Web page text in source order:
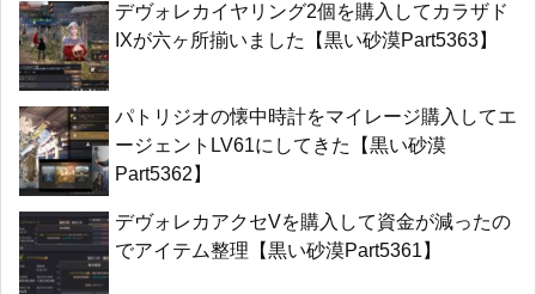
デヴォレカイヤリング2個を購入してカラザド
IXが六ヶ所揃いました【黒い砂漠Part5363】
パトリジオの懐中時計をマイレージ購入してエ
ージェントLV61にしてきた【黒い砂漠
Part5362】
デヴォレカアクセVを購入して資金が減ったの
でアイテム整理【黒い砂漠Part5361】